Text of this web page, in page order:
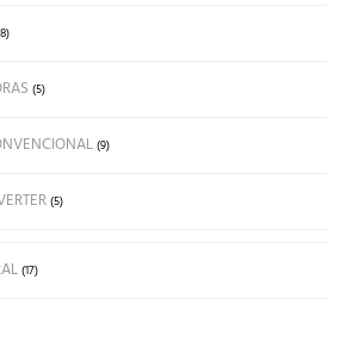
(5)
(9)
(5)
(17)